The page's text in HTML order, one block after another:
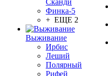
Сканди
Финка-5
+ ЕЩЕ 2
Выживание
Ирбис
Леший
Полярный
Рифей